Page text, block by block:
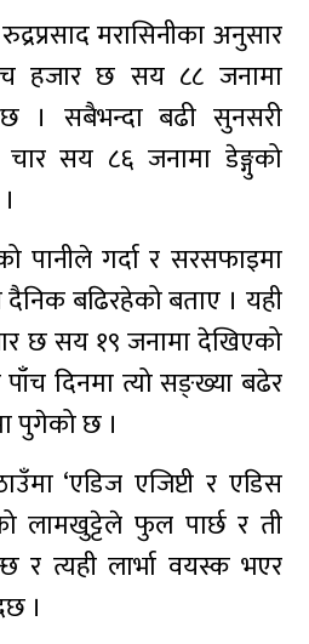
मरासिनीका अनुसार
हजार छ सय ८८ जनामा
। सबैभन्दा बढी सुनसरी
सय ८६ जनामा डेङ्गुको
पानीले गर्दा र सरसफाइमा
बढिरहेको बताए । यही
छ सय १९ जनामा देखिएको
दिनमा त्यो सङ्ख्या बढेर
पुगेको छ ।
‘एडिज एजिप्टी र एडिस
लामखुट्टेले फुल पार्छ र ती
र त्यही लार्भा वयस्क भएर
।